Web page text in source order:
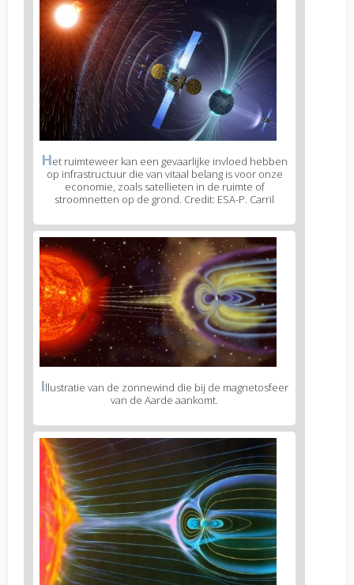
Het ruimteweer kan een gevaarlijke invloed hebben
op infrastructuur die van vitaal belang is voor onze
economie, zoals satellieten in de ruimte of
stroomnetten op de grond. Credit: ESA-P. Carril
Illustratie van de zonnewind die bij de magnetosfeer
van de Aarde aankomt.